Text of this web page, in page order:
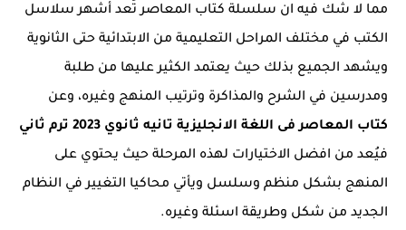
مما لا شك فيه ان سلسلة كتاب المعاصر تُعد أشهر سلاسل
الكتب في مختلف المراحل التعليمية من الابتدائية حتى الثانوية
ويشهد الجميع بذلك حيث يعتمد الكثير عليها من طلبة
ومدرسين في الشرح والمذاكرة وترتيب المنهج وغيره، وعن
كتاب المعاصر فى اللغة الانجليزية تانيه ثانوي 2023 ترم ثاني
فيُعد من افضل الاختيارات لهذه المرحلة حيث يحتوي على
المنهج بشكل منظم وسلسل ويأتي محاكيا التغيير في النظام
الجديد من شكل وطريقة اسئلة وغيره.